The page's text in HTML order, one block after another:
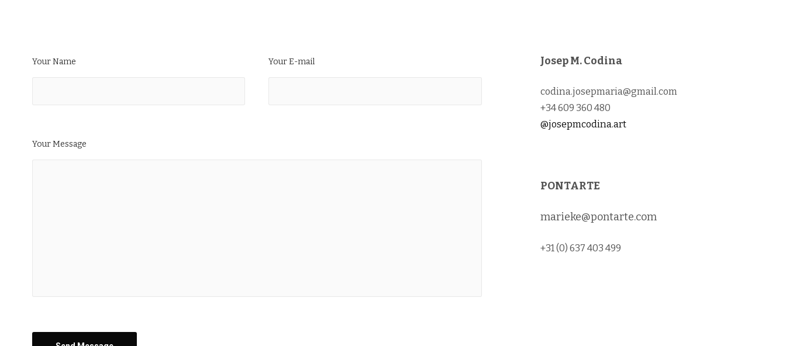
Your Name Your E-mail
Your Message
Josep M. Codina
codina.josepmaria@gmail.com
+34 609 360 480
@josepmcodina.art
PONTARTE
marieke@pontarte.com
+31 (0) 637 403 499